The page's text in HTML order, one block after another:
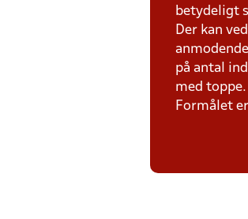
betydeligt
Der kan
på antal
med toppe.
Formålet